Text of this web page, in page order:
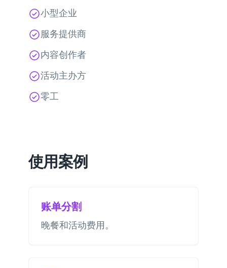
小型企业
服务提供商
内容创作者
活动主办方
零工
使用案例
账单分割
晚餐和活动费用。